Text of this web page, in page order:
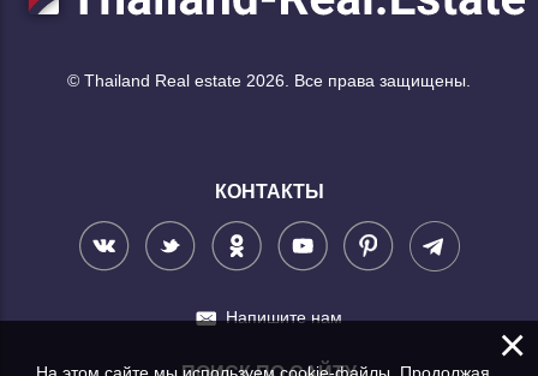
© Thailand Real estate 2026. Все права защищены.
КОНТАКТЫ
Напишите нам
×